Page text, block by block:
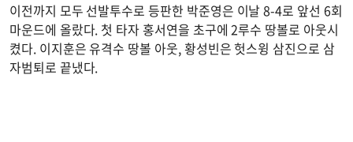
이전까지 모두 선발투수로 등판한 박준영은 이날 8-4로 앞선 6회
마운드에 올랐다. 첫 타자 홍서연을 초구에 2루수 땅볼로 아웃시
켰다. 이지훈은 유격수 땅볼 아웃, 황성빈은 헛스윙 삼진으로 삼
자범퇴로 끝냈다.